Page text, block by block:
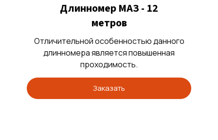
Длинномер МАЗ - 12
метров
Отличительной особенностью данного
длинномера является повышенная
проходимость.
Заказать